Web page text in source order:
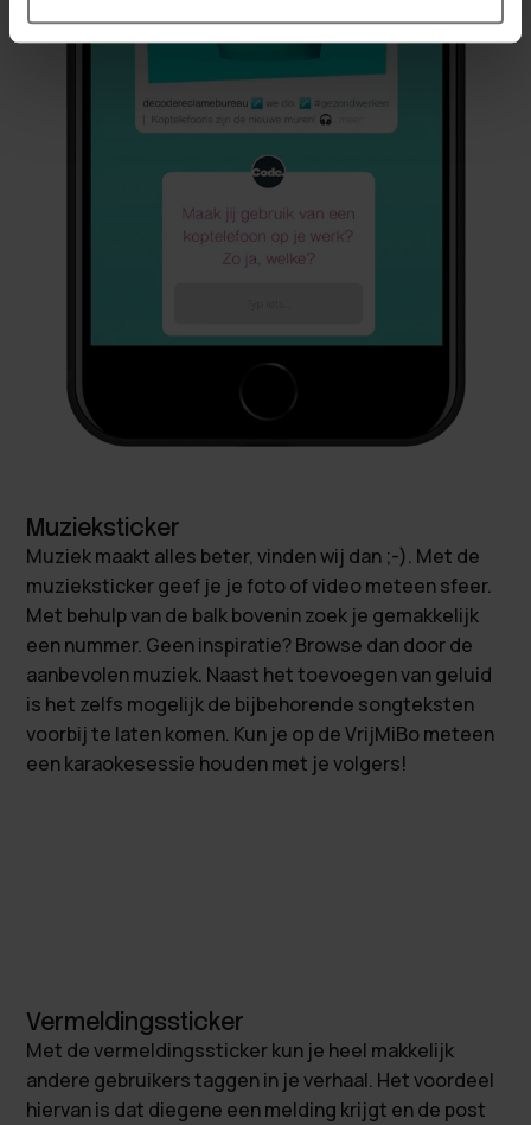
Muzieksticker
Muziek maakt alles beter, vinden wij dan ;-). Met de
muzieksticker geef je je foto of video meteen sfeer.
Met behulp van de balk bovenin zoek je gemakkelijk
een nummer. Geen inspiratie? Browse dan door de
aanbevolen muziek. Naast het toevoegen van geluid
is het zelfs mogelijk de bijbehorende songteksten
voorbij te laten komen. Kun je op de VrijMiBo meteen
een karaokesessie houden met je volgers!
Vermeldingssticker
Met de vermeldingssticker kun je heel makkelijk
andere gebruikers taggen in je verhaal. Het voordeel
hiervan is dat diegene een melding krijgt en de post